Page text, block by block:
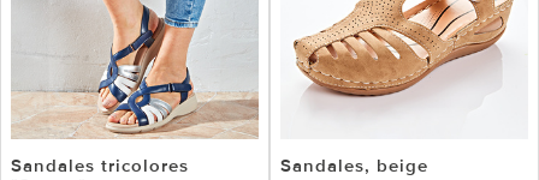
Sandales tricolores
Sandales, beige